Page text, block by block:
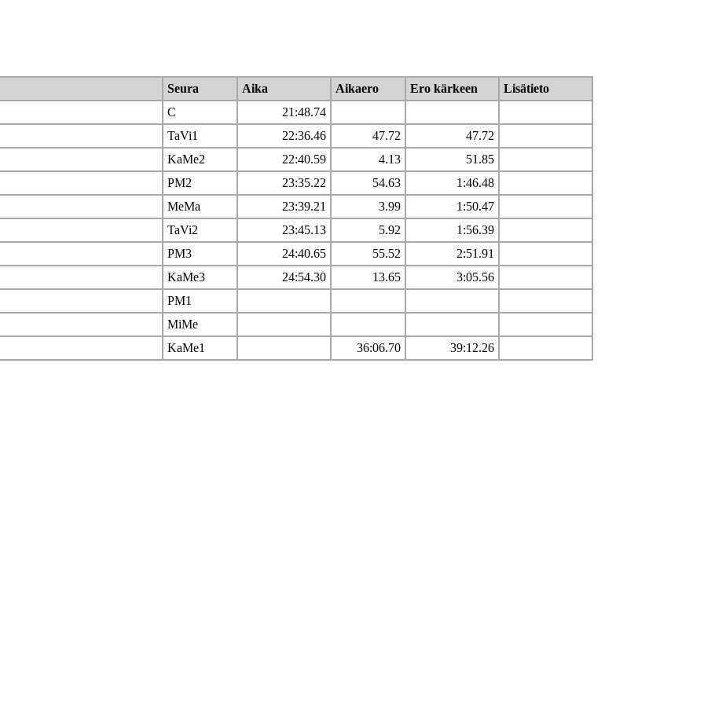
Seura Aika Aikaero Ero kärkeen
Lisätieto
C
21:48.74
TaVi1 22:36.46 47.72
47.72
KaMe2 22:40.59 4.13
51.85
PM2 23:35.22 54.63
1:46.48
MeMa 23:39.21 3.99
1:50.47
TaVi2 23:45.13 5.92
1:56.39
PM3 24:40.65 55.52
2:51.91
KaMe3 24:54.30 13.65
3:05.56
PM1
MiMe
KaMe1 36:06.70 39:12.26